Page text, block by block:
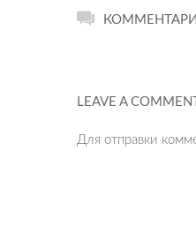
LEAVE A COMMENT
Для отправки